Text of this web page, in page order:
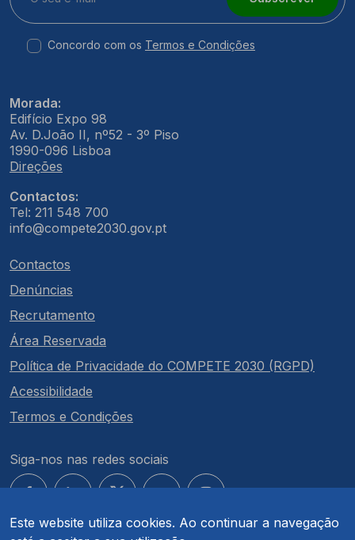
Este website utiliza cookies. Ao continuar a navegação
Concordo com os Termos e Condições
Morada:
Edifício Expo 98
Av. D.João II, nº52 - 3º Piso
1990-096 Lisboa
Direções
Contactos:
Tel: 211 548 700
info@compete2030.gov.pt
Contactos
Denúncias
Recrutamento
Área Reservada
Política de Privacidade do COMPETE 2030 (RGPD)
Acessibilidade
Termos e Condições
Siga-nos nas redes sociais